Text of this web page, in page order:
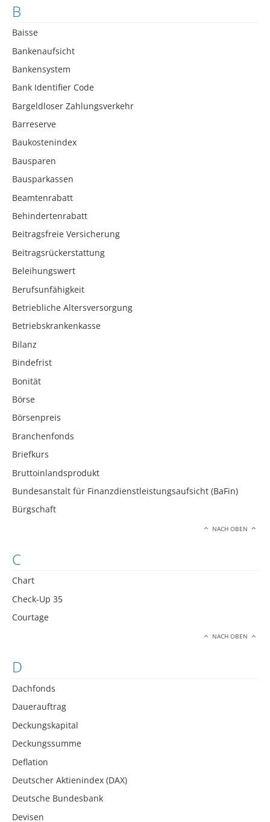
B
Baisse
Bankenaufsicht
Bankensystem
Bank Identifier Code
Bargeldloser Zahlungsverkehr
Barreserve
Baukostenindex
Bausparen
Bausparkassen
Beamtenrabatt
Behindertenrabatt
Beitragsfreie Versicherung
Beitragsrückerstattung
Beleihungswert
Berufsunfähigkeit
Betriebliche Altersversorgung
Betriebskrankenkasse
Bilanz
Bindefrist
Bonität
Börse
Börsenpreis
Branchenfonds
Briefkurs
Bruttoinlandsprodukt
Bundesanstalt für Finanzdienstleistungsaufsicht (BaFin)
Bürgschaft
NACH OBEN
C
Chart
Check-Up 35
Courtage
NACH OBEN
D
Dachfonds
Dauerauftrag
Deckungskapital
Deckungssumme
Deflation
Deutscher Aktienindex (DAX)
Deutsche Bundesbank
Devisen